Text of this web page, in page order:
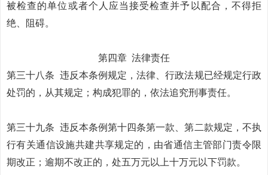
被检查的单位或者个人应当接受检查并予以配合，不得拒
绝、阻碍。
第四章 法律责任
第三十八条 违反本条例规定，法律、行政法规已经规定行政
处罚的，从其规定；构成犯罪的，依法追究刑事责任。
第三十九条 违反本条例第十四条第一款、第二款规定，不执
行有关通信设施共建共享规定的，由省通信主管部门责令限
期改正；逾期不改正的，处五万元以上十万元以下罚款。